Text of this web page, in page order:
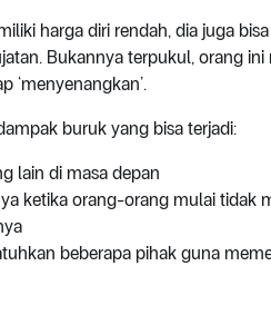
harga diri rendah, dia juga
Bukannya terpukul, orang ini
‘menyenangkan’.
buruk yang bisa terjadi:
lain di masa depan
ketika orang-orang mulai tidak
beberapa pihak guna